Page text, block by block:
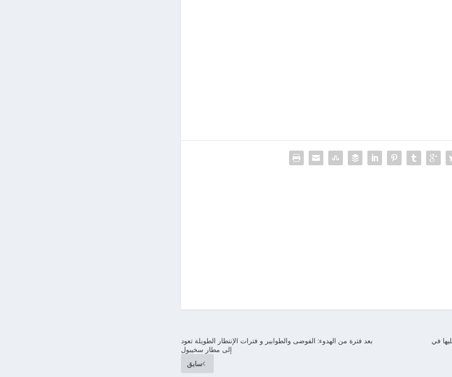
بعد فترة من الهدوء: الفوضى والطوابير و فترات الإنتظار الطويلة تعود
إلى مطار سخيبول
سابق
في